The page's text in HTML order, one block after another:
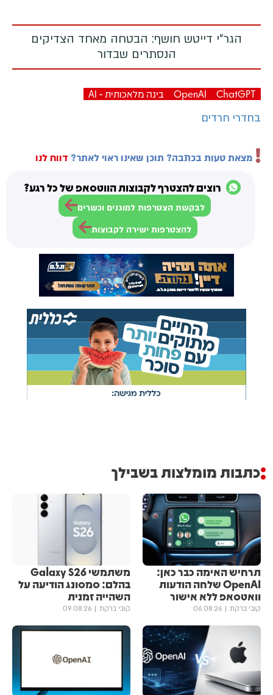
הגר"י דייטש חושף: הבטחה מאחד הצדיקים
הנסתרים שבדור
ChatGPT
OpenAI בינה מלאכותית - AI
בחדרי חרדים
מצאת טעות בכתבה? תוכן שאינו ראוי לאתר? דווח לנו
רוצים להצטרף לקבוצות הווטסאפ של כל רגע?
לבקשת הצטרפות למוגנים וכשרים
להצטרפות ישירה לקבוצות
כתבות מומלצות בשבילך
תרחיש האימה כבר כאן:
OpenAI שלחה הודעות
וואטסאפ ללא אישור
קובי ברקת 06.08.26
משתמשי Galaxy S26
בהלם: סמסונג הודיעה על
השהייה זמנית
קובי ברקת 09.08.26